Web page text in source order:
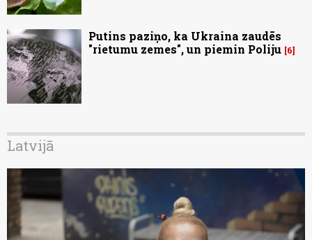
Putins paziņo, ka Ukraina zaudēs
"rietumu zemes", un piemin Poliju 6
Latvijā